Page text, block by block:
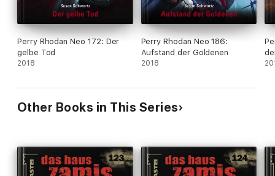
Perry Rhodan Neo 172: Der
gelbe Tod
2018
Perry Rhodan Neo 186:
Aufstand der Goldenen
2018
Other Books in This Series